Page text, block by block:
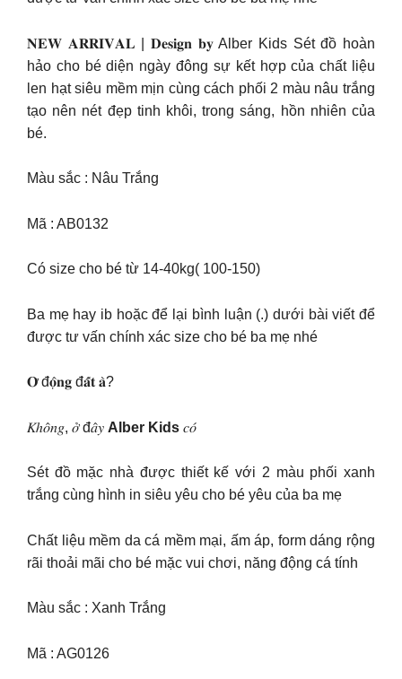
𝐍𝐄𝐖 𝐀𝐑𝐑𝐈𝐕𝐀𝐋 | 𝐃𝐞𝐬𝐢𝐠𝐧 𝐛𝐲 Alber Kids Sét đồ hoàn
hảo cho bé diện ngày đông sự kết hợp của chất liệu
len hạt siêu mềm mịn cùng cách phối 2 màu nâu trắng
tạo nên nét đẹp tinh khôi, trong sáng, hồn nhiên của
bé.
Màu sắc : Nâu Trắng
Mã : AB0132
Có size cho bé từ 14-40kg( 100-150)
Ba mẹ hay ib hoặc để lại bình luận (.) dưới bài viết để
được tư vấn chính xác size cho bé ba mẹ nhé
𝐎̛ đ𝐨̣̂𝐧𝐠 đ𝐚̂́𝐭 𝐚̀?
𝐾ℎ𝑜̂𝑛𝑔, 𝑜̛̉ đ𝑎̂𝑦 Alber Kids 𝑐𝑜́
Sét đồ mặc nhà được thiết kế với 2 màu phối xanh
trắng cùng hình in siêu yêu cho bé yêu của ba mẹ
Chất liệu mềm da cá mềm mại, ấm áp, form dáng rộng
rãi thoải mãi cho bé mặc vui chơi, năng động cá tính
Màu sắc : Xanh Trắng
Mã : AG0126